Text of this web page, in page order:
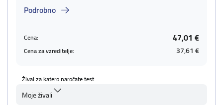
Podrobno
Cena: 47,01 €
Cena za vzreditelje: 37,61 €
Žival za katero naročate test
Moje živali